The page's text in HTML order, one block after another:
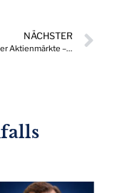
NÄCHSTER
Volatilität der Aktienmärkte – Gefahr oder vorübergehendes Phänomen?